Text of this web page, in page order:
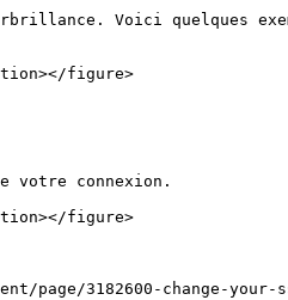
Voici quelques
figure>
votre connexion.
figure>
page/3182600-change-